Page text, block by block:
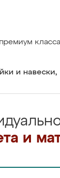
класса
и навески,
и